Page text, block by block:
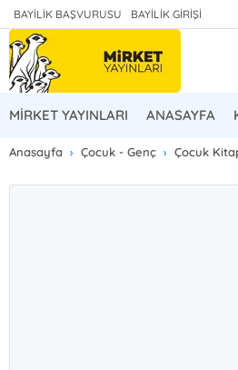
BAYİLİK BAŞVURUSU BAYİLİK GİRİŞİ
MİRKET YAYINLARI ANASAYFA
Anasayfa Çocuk - Genç Çocuk